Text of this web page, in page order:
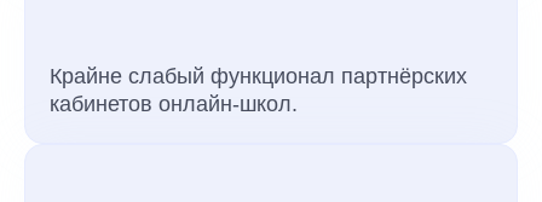
Крайне слабый функционал партнёрских
кабинетов онлайн-школ.